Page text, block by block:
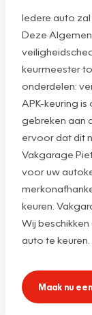
Iedere auto
Deze
keurmeester
onderdelen:
APK-keuring
gebreken aan
ervoor dat dit
Vakgarage
voor uw
keuren.
Wij
auto te keuren.
Maak nu